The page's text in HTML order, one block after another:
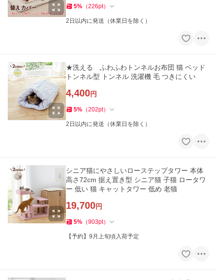
5% （226pt）
2日以内に発送（休業日を除く）
★洗える ふわふわトンネルお布団 猫 ベッド
トンネル型 トンネル 洗濯機 毛 つきにくい
4,400円
5% （202pt）
2日以内に発送（休業日を除く）
シニア猫にやさしいローステップタワー 本体
高さ72cm 据え置き型 シニア猫 子猫 ロータワ
ー 低い 猫 キャットタワー 低め 老猫
19,700円
5% （903pt）
【予約】9月上旬頃入荷予定